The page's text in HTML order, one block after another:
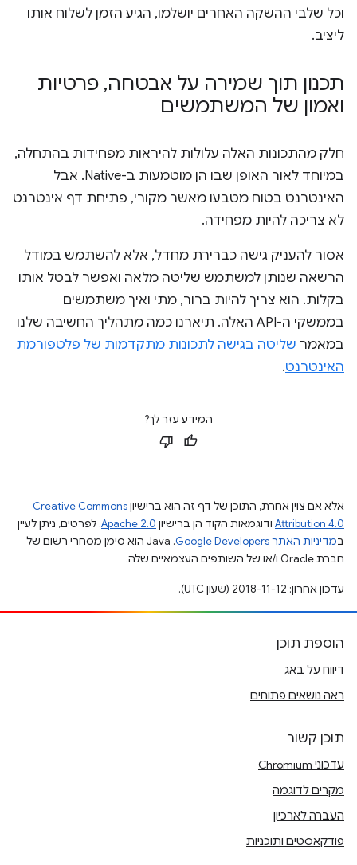
וכל שלבי ההשקה האחרים יושלמו, הגיע הזמן לשלוח אותו
ליציב.
תכנון תוך שמירה על אבטחה, פרטיות
ואמון של המשתמשים
חלק מהתכונות האלה עלולות להיראות מפחידות בהתחלה,
במיוחד לאור האופן שבו הן מוטמעות ב-Native. אבל
האינטרנט בטוח מטבעו מאשר מקורי, פתיחת דף אינטרנט
לא צריכה להיות מפחידה.
אסור להעניק גישה כברירת מחדל, אלא להשתמש במודל
הרשאה שנותן למשתמש שליטה מלאה ואפשר לבטל אותו
בקלות. הוא צריך להיות ברור, מתי ואיך משתמשים
בממשקי ה-API האלה. תיארנו כמה מתהליך החשיבה שלנו
במאמר שליטה בגישה לתכונות מתקדמות של פלטפורמת
האינטרנט.
המידע עזר לך?
אלא אם צוין אחרת, התוכן של דף זה הוא ברישיוןCreative Commons
Attribution 4.0 ודוגמאות הקוד הן ברישיון Apache 2.0. לפרטים, ניתן לעיין
במדיניות האתר Google Developers‏
.‏ Java הוא סימן מסחרי רשום של
חברת Oracle ו/או של השותפים העצמאיים שלה.
עדכון אחרון: 2018-11-12 (שעון UTC).
הוספת תוכן
דיווח על באג
ראה נושאים פתוחים
תוכן קשור
עדכוני Chromium
מקרים לדוגמה
העברה לארכיון
פודקאסטים ותוכניות